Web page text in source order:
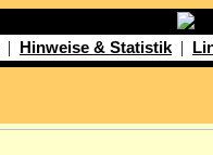
| Hinweise & Statistik |